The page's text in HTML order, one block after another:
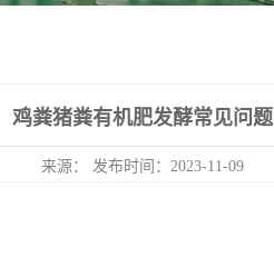
鸡粪猪粪有机肥发酵常见问题
来源： 发布时间：2023-11-09